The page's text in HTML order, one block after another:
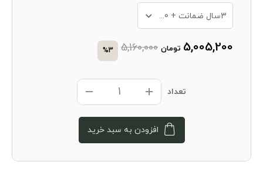
3سال ضمانت + 10 سال خدمات پس از فروش
5,005,200 تومان 5,160,000
%3
تعداد
افزودن به سبد خرید